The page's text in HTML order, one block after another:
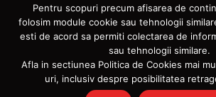
GROUP S.R.L.
XTRADEALS AUTO GROUP S.R.L. - Iasi |
Com.: J22/265/2009 | Toate drepturile
pentru online BAFO Group
GARAGE este intretinuta de
Pentru scopuri precum afisarea de
folosim module cookie sau tehnologii
esti de acord sa permiti colectarea de
sau tehnologii similare.
Afla in sectiunea Politica de Cookies mai
uri, inclusiv despre posibilitatea